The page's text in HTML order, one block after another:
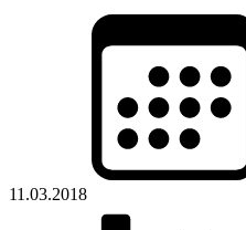
11.03.2018